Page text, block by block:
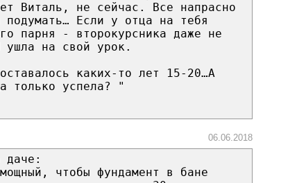
Виталь, не сейчас. Все напрасно
Если у отца на тебя
парня - второкурсника даже не
на свой урок.
каких-то лет 15-20…А
только успела? "
06.06.2018
даче:
чтобы фундамент в бане